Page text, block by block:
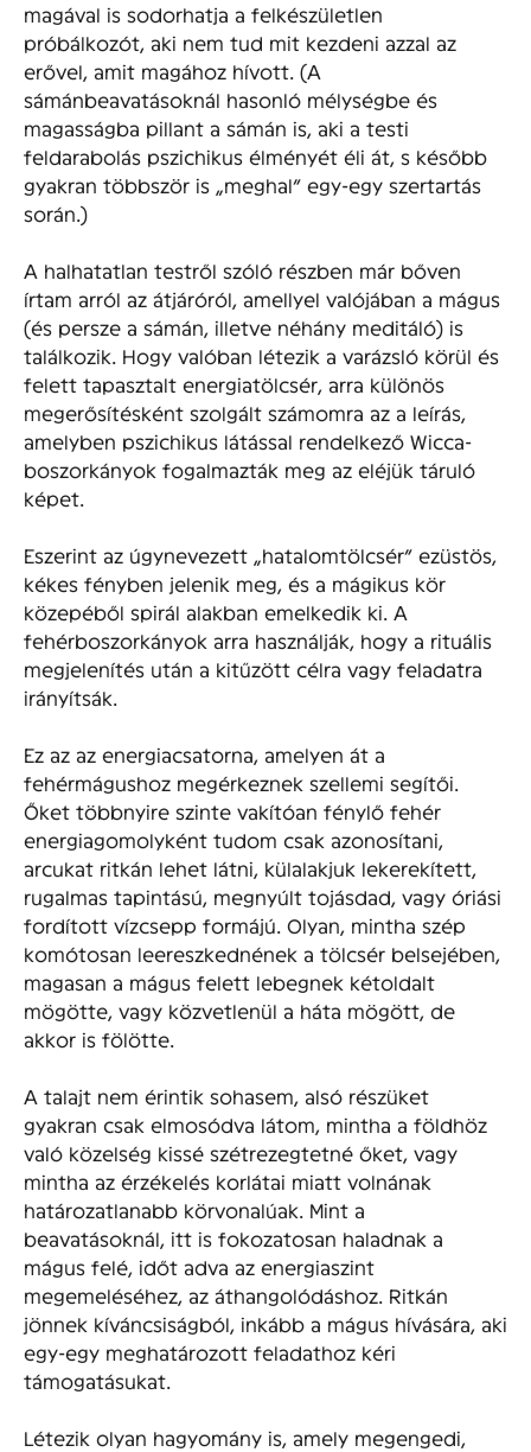
magával is sodorhatja a felkészületlen
próbálkozót, aki nem tud mit kezdeni azzal az
erővel, amit magához hívott. (A
sámánbeavatásoknál hasonló mélységbe és
magasságba pillant a sámán is, aki a testi
feldarabolás pszichikus élményét éli át, s később
gyakran többször is „meghal” egy-egy szertartás
során.)
A halhatatlan testről szóló részben már bőven
írtam arról az átjáróról, amellyel valójában a mágus
(és persze a sámán, illetve néhány meditáló) is
találkozik. Hogy valóban létezik a varázsló körül és
felett tapasztalt energiatölcsér, arra különös
megerősítésként szolgált számomra az a leírás,
amelyben pszichikus látással rendelkező Wicca-
boszorkányok fogalmazták meg az eléjük táruló
képet.
Eszerint az úgynevezett „hatalomtölcsér” ezüstös,
kékes fényben jelenik meg, és a mágikus kör
közepéből spirál alakban emelkedik ki. A
fehérboszorkányok arra használják, hogy a rituális
megjelenítés után a kitűzött célra vagy feladatra
irányítsák.
Ez az az energiacsatorna, amelyen át a
fehérmágushoz megérkeznek szellemi segítői.
Őket többnyire szinte vakítóan fénylő fehér
energiagomolyként tudom csak azonosítani,
arcukat ritkán lehet látni, külalakjuk lekerekített,
rugalmas tapintású, megnyúlt tojásdad, vagy óriási
fordított vízcsepp formájú. Olyan, mintha szép
komótosan leereszkednének a tölcsér belsejében,
magasan a mágus felett lebegnek kétoldalt
mögötte, vagy közvetlenül a háta mögött, de
akkor is fölötte.
A talajt nem érintik sohasem, alsó részüket
gyakran csak elmosódva látom, mintha a földhöz
való közelség kissé szétrezegtetné őket, vagy
mintha az érzékelés korlátai miatt volnának
határozatlanabb körvonalúak. Mint a
beavatásoknál, itt is fokozatosan haladnak a
mágus felé, időt adva az energiaszint
megemeléséhez, az áthangolódáshoz. Ritkán
jönnek kíváncsiságból, inkább a mágus hívására, aki
egy-egy meghatározott feladathoz kéri
támogatásukat.
Létezik olyan hagyomány is, amely megengedi,